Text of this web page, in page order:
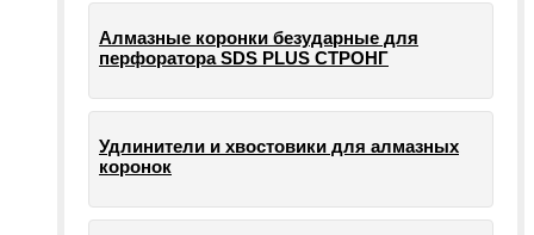
Алмазные коронки безударные для
перфоратора SDS PLUS СТРОНГ
Удлинители и хвостовики для алмазных
коронок